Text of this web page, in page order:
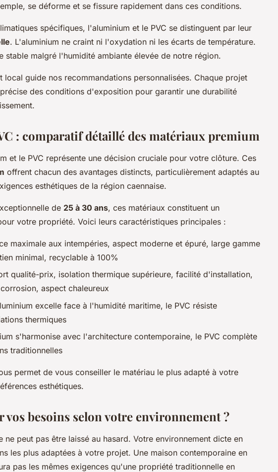
se déforme et se fissure rapidement dans ces conditions.
spécifiques, l'aluminium et le PVC se distinguent par leur
. L'aluminium ne craint ni l'oxydation ni les écarts de température.
stable malgré l'humidité ambiante élevée de notre région.
local guide nos recommandations personnalisées. Chaque projet
des conditions d'exposition pour garantir une durabilité
: comparatif détaillé des matériaux premium
et le PVC représente une décision cruciale pour votre clôture. Ces
offrent chacun des avantages distincts, particulièrement adaptés au
esthétiques de la région caennaise.
de 25 à 30 ans, ces matériaux constituent un
votre propriété. Voici leurs caractéristiques principales :
maximale aux intempéries, aspect moderne et épuré, large gamme
minimal, recyclable à 100%
qualité-prix, isolation thermique supérieure, facilité d'installation,
aspect chaleureux
excelle face à l'humidité maritime, le PVC résiste
thermiques
s'harmonise avec l'architecture contemporaine, le PVC complète
traditionnelles
permet de vous conseiller le matériau le plus adapté à votre
esthétiques.
besoins selon votre environnement ?
peut pas être laissé au hasard. Votre environnement dicte en
les plus adaptées à votre projet. Une maison contemporaine en
pas les mêmes exigences qu'une propriété traditionnelle en